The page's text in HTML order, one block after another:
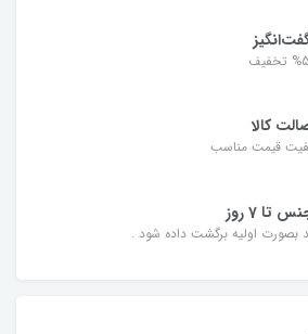
کالا
قیمت مناسب
7 روز
بصورت اولیه برگشت داده شود .